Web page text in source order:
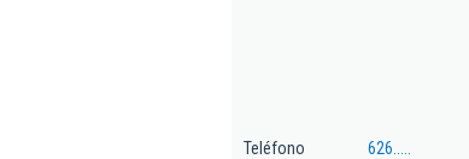
Teléfono 626.....